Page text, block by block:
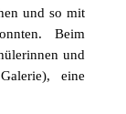
und so mit
Beim
und
eine